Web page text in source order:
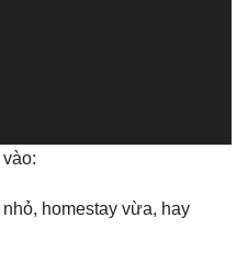
homestay vừa, hay